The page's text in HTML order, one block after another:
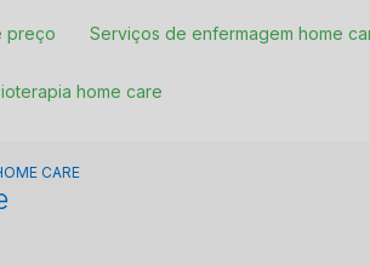
preço Serviços de enfermagem home
home care
CARE